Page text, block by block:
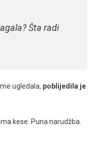
Šta radi
ugledala, poblijedila je
kese. Puna narudžba.